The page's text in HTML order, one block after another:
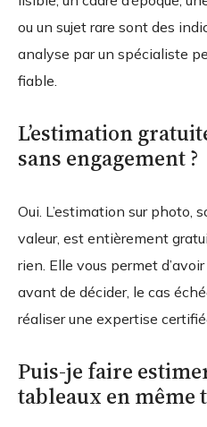
ou un sujet rare sont des
analyse par un spécialiste
fiable.
L’estimation
sans engagement ?
Oui. L’estimation sur photo,
valeur, est entièrement
rien. Elle vous permet
avant de décider, le cas
réaliser une expertise
Puis-je faire
tableaux en même